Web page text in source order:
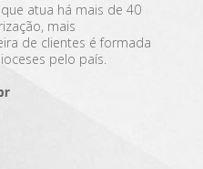
atua há mais de 40
mais
de clientes é formada
pelo país.